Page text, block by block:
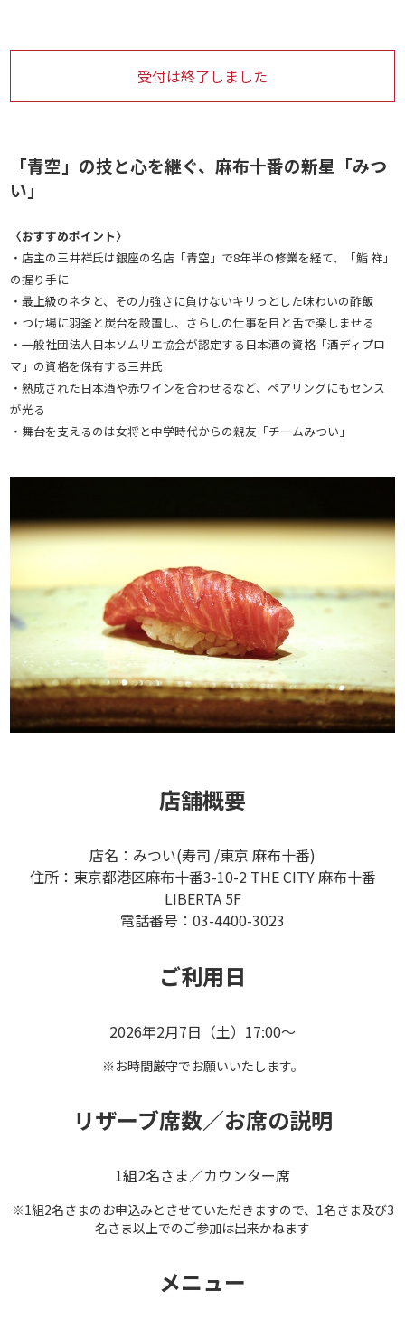
受付は終了しました
「青空」の技と心を継ぐ、麻布十番の新星「みつ
い」
〈おすすめポイント〉
・店主の三井祥氏は銀座の名店「青空」で8年半の修業を経て、「鮨 祥」
の握り手に
・最上級のネタと、その力強さに負けないキリっとした味わいの酢飯
・つけ場に羽釜と炭台を設置し、さらしの仕事を目と舌で楽しませる
・一般社団法人日本ソムリエ協会が認定する日本酒の資格「酒ディプロ
マ」の資格を保有する三井氏
・熟成された日本酒や赤ワインを合わせるなど、ペアリングにもセンス
が光る
・舞台を支えるのは女将と中学時代からの親友「チームみつい」
店舗概要
店名：みつい(寿司 /東京 麻布十番)
住所：東京都港区麻布十番3-10-2 THE CITY 麻布十番
LIBERTA 5F
電話番号：03-4400-3023
ご利用日
2026年2月7日（土）17:00～
※お時間厳守でお願いいたします。
リザーブ席数／お席の説明
1組2名さま／カウンター席
※1組2名さまのお申込みとさせていただきますので、1名さま及び3
名さま以上でのご参加は出来かねます
メニュー